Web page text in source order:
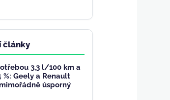
články
3,3 l/100 km a
%: Geely a Renault
úsporný